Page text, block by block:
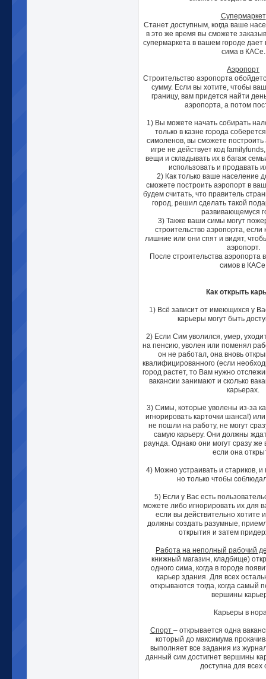
Супермаркет
Станет доступным, когда ваше
в это же время вы сможете
супермаркета в вашем городе дает
сима в КАСе.
Аэропорт
Строительство аэропорта
сумму. Если вы хотите, чтобы
границу, вам придется найти
аэропорта, а потом
1) Вы можете начать собирать
только в казне города
симоленов, вы сможете построить
игре не действует код
вещи и складывать их в багаж
использовать и продавать
2) Как только ваше население
сможете построить аэропорт в
будем считать, что правитель
город, решил сделать такой
развивающемуся
3) Также ваши симы могут
строительство аэропорта, если
лишние или они спят и видят,
аэропорт.
После строительства аэропорта
симов в
Как открыть
1) Всё зависит от имеющихся у
карьеры могут быть
2) Если Сим уволился, умер,
на пенсию, уволен или поменял
он не работал, она вновь
квалифицированного (если
город растет, то Вам нужно
вакансии занимают и сколько
карьерах.
3) Симы, которые уволены из-за
игнорировать карточки шанса!)
не пошли на работу, не могут
самую карьеру. Они должны
раунда. Однако они могут сразу же
если она
4) Можно устраивать и стариков, и
но только чтобы
5) Если у Вас есть
можете либо игнорировать их для
если вы действительно хотите
должны создать разумные,
открытия и затем
Работа на неполный рабочий
книжный магазин, кладбище)
одного сима, когда в городе
карьер здания. Для всех
открываются тогда, когда самый
вершины
Карьеры в
Спорт – открывается одна
который до максимума
выполняет все задания из
данный сим достигнет вершины
доступна для всех